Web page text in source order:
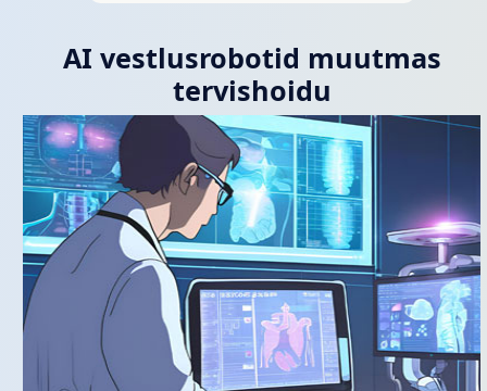
AI vestlusrobotid muutmas
tervishoidu